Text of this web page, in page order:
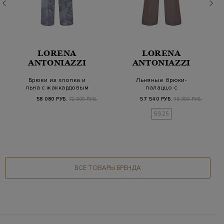
LORENA
ANTONIAZZI
Брюки из хлопка и
льна с жаккардовым
58 080 РУБ. 72 600 РУБ.
LORENA
ANTONIAZZI
Льняные брюки-
палаццо с
защипами и
символик…
57 540 РУБ. 95 900 РУБ.
SS25
ВСЕ ТОВАРЫ БРЕНДА